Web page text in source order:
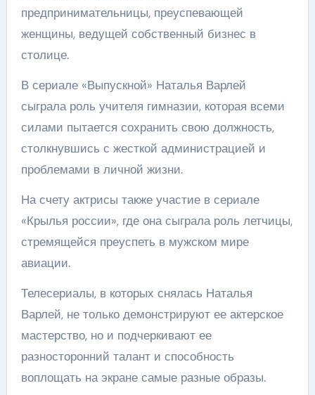
предпринимательницы, преуспевающей
женщины, ведущей собственный бизнес в
столице.
В сериале «Выпускной» Наталья Варлей
сыграла роль учителя гимназии, которая всеми
силами пытается сохранить свою должность,
столкнувшись с жесткой администрацией и
проблемами в личной жизни.
На счету актрисы также участие в сериале
«Крылья россии», где она сыграла роль летчицы,
стремящейся преуспеть в мужском мире
авиации.
Телесериалы, в которых снялась Наталья
Варлей, не только демонстрируют ее актерское
мастерство, но и подчеркивают ее
разносторонний талант и способность
воплощать на экране самые разные образы.